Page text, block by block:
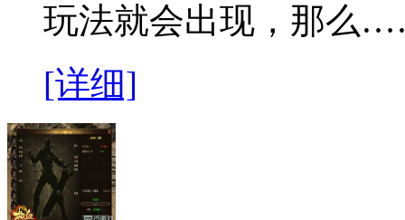
玩法就会出现，那么
[详细]